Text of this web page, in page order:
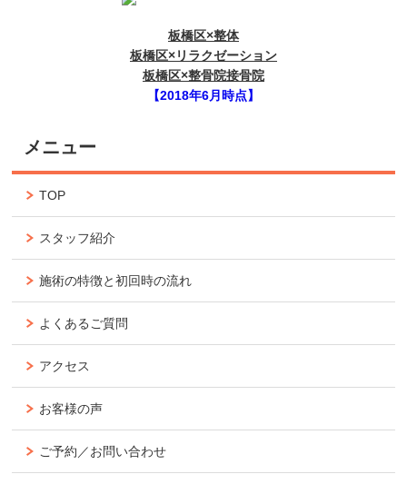
板橋区×整体
板橋区×リラクゼーション
板橋区×整骨院接骨院
【2018年6月時点】
メニュー
TOP
スタッフ紹介
施術の特徴と初回時の流れ
よくあるご質問
アクセス
お客様の声
ご予約／お問い合わせ